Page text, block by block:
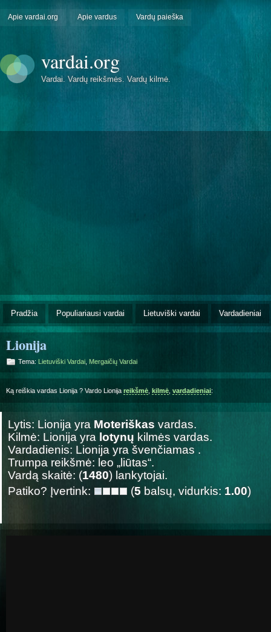
Apie vardai.org Apie vardus Vardų paieška
vardai.org
Vardai. Vardų reikšmės. Vardų kilmė.
Pradžia Populiariausi vardai Lietuviški vardai Vardadieniai
Lionija
Tema: Lietuviški Vardai Mergaičių Vardai
Ką reiškia vardas Lionija ? Vardo Lionija reikšmė kilmė vardadieniai:
Lytis: Lionija yra Moteriškas vardas.
Kilmė: Lionija yra lotynų kilmės vardas.
Vardadienis: Lionija yra švenčiamas .
Trumpa reikšmė: leo „liūtas“.
Vardą skaitė: (1480) lankytojai.
Patiko? Įvertink:
(5 balsų, vidurkis: 1.00)